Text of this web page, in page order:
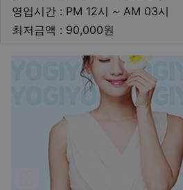
영업시간 : PM 12시 ~ AM 03시
최저금액 : 90,000원